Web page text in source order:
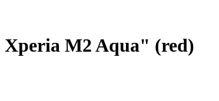
Xperia M2 Aqua" (red)